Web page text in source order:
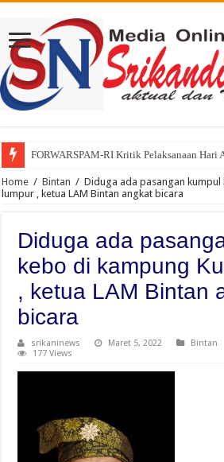
FORWARSPAM-RI Kritik Pelaksanaan
Kelalaian Panitia : Menginjak Injak
Home / Bintan / Diduga ada pasangan kumpul
lumpur , ketua LAM Bintan angkat bicara
Diduga ada
kebo di kampung
, ketua LAM Bintan
bicara
srikaninews Maret 5, 2022 Bintan
177 Views